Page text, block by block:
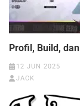
Profil, Build,
12 JUN 2025
JACK